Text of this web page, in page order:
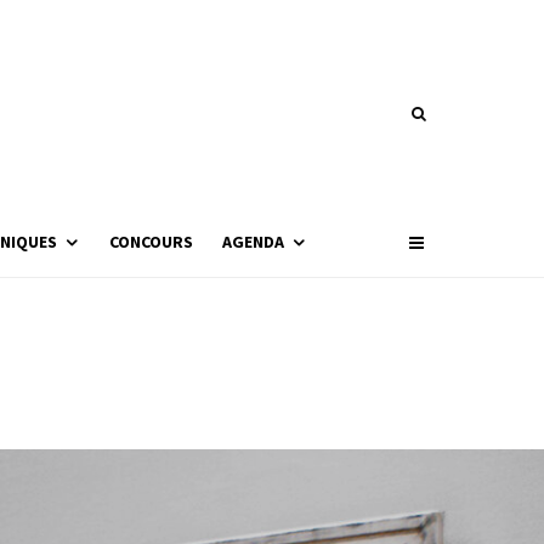
CONCOURS AGENDA